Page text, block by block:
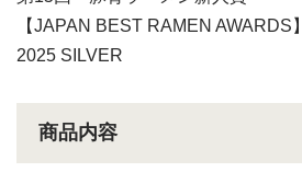
【JAPAN BEST RAMEN AWARDS】
2025 SILVER
商品内容